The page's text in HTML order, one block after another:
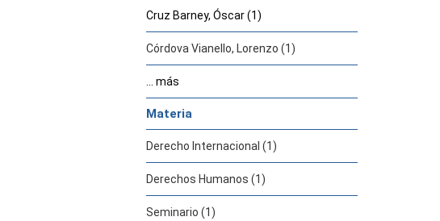
Cruz Barney, Óscar (1)
Córdova Vianello, Lorenzo (1)
... más
Materia
Derecho Internacional (1)
Derechos Humanos (1)
Seminario (1)